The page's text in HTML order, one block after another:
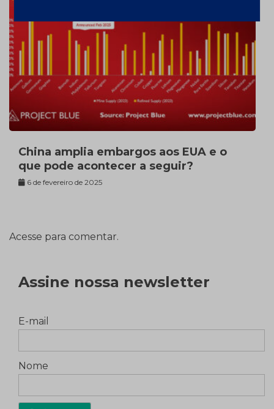
China amplia embargos aos EUA e o
que pode acontecer a seguir?
6 de fevereiro de 2025
Acesse para comentar.
Assine nossa newsletter
E-mail
Nome